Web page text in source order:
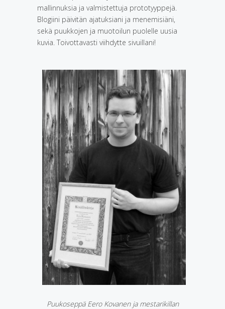
mallinnuksia ja valmistettuja prototyyppejä.
Blogiini päivitän ajatuksiani ja menemisiäni,
sekä puukkojen ja muotoilun puolelle uusia
kuvia. Toivottavasti viihdytte sivuillani!
Puukoseppä Eero Kovanen ja mestarikillan